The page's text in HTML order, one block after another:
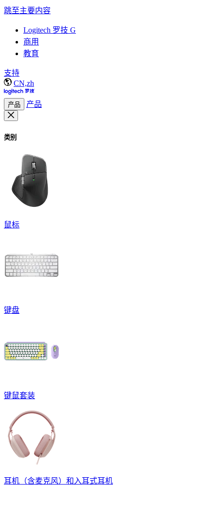
跳至主要内容
Logitech 罗技 G
商用
教育
支持
CN,zh
产品 产品
类别
鼠标
键盘
键鼠套装
耳机（含麦克风）和入耳式耳机